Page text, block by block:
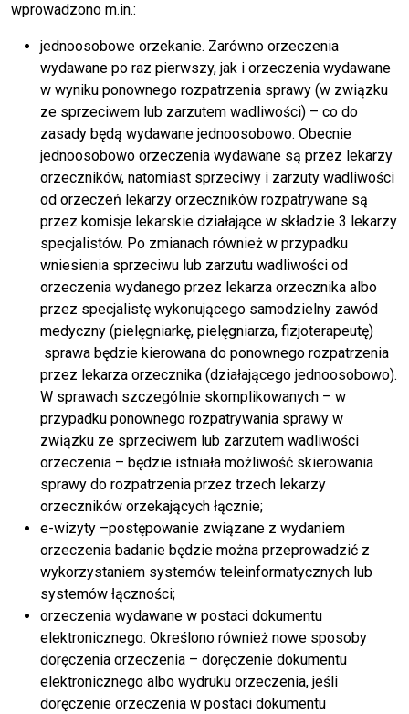
wprowadzono m.in.:
jednoosobowe orzekanie. Zarówno orzeczenia
wydawane po raz pierwszy, jak i orzeczenia wydawane
w wyniku ponownego rozpatrzenia sprawy (w związku
ze sprzeciwem lub zarzutem wadliwości) – co do
zasady będą wydawane jednoosobowo. Obecnie
jednoosobowo orzeczenia wydawane są przez lekarzy
orzeczników, natomiast sprzeciwy i zarzuty wadliwości
od orzeczeń lekarzy orzeczników rozpatrywane są
przez komisje lekarskie działające w składzie 3 lekarzy
specjalistów. Po zmianach również w przypadku
wniesienia sprzeciwu lub zarzutu wadliwości od
orzeczenia wydanego przez lekarza orzecznika albo
przez specjalistę wykonującego samodzielny zawód
medyczny (pielęgniarkę, pielęgniarza, fizjoterapeutę)
sprawa będzie kierowana do ponownego rozpatrzenia
przez lekarza orzecznika (działającego jednoosobowo).
W sprawach szczególnie skomplikowanych – w
przypadku ponownego rozpatrywania sprawy w
związku ze sprzeciwem lub zarzutem wadliwości
orzeczenia – będzie istniała możliwość skierowania
sprawy do rozpatrzenia przez trzech lekarzy
orzeczników orzekających łącznie;
e-wizyty –postępowanie związane z wydaniem
orzeczenia badanie będzie można przeprowadzić z
wykorzystaniem systemów teleinformatycznych lub
systemów łączności;
orzeczenia wydawane w postaci dokumentu
elektronicznego. Określono również nowe sposoby
doręczenia orzeczenia – doręczenie dokumentu
elektronicznego albo wydruku orzeczenia, jeśli
doręczenie orzeczenia w postaci dokumentu